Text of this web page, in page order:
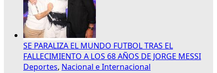
SE PARALIZA EL MUNDO FUTBOL TRAS EL
FALLECIMIENTO A LOS 68 AÑOS DE JORGE MESSI
Deportes, Nacional e Internacional